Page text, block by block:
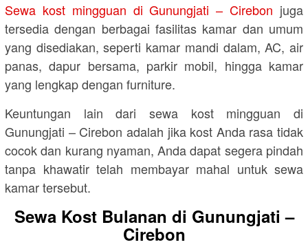
Sewa kost mingguan di Gunungjati – Cirebon juga
tersedia dengan berbagai fasilitas kamar dan umum
yang disediakan, seperti kamar mandi dalam, AC, air
panas, dapur bersama, parkir mobil, hingga kamar
yang lengkap dengan furniture.
Keuntungan lain dari sewa kost mingguan di
Gunungjati – Cirebon adalah jika kost Anda rasa tidak
cocok dan kurang nyaman, Anda dapat segera pindah
tanpa khawatir telah membayar mahal untuk sewa
kamar tersebut.
Sewa Kost Bulanan di Gunungjati –
Cirebon